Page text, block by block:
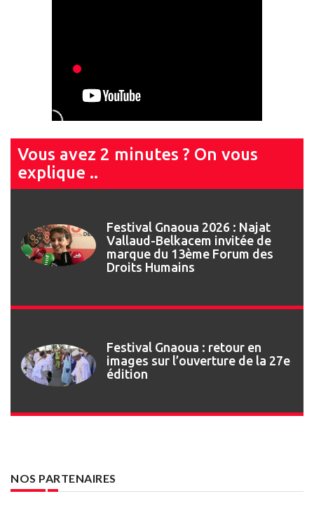
Vous avez 2 minutes ? On vous
explique ..
Festival Gnaoua 2026 : Najat
Vallaud-Belkacem invitée de
marque du 13ème Forum des
Droits Humains
Festival Gnaoua : retour en
images sur l’ouverture de la 27e
édition
NOS PARTENAIRES